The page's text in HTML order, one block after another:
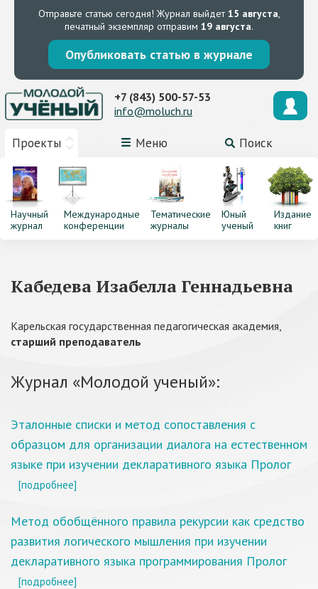
Отправьте статью сегодня! Журнал выйдет15 августа,
печатный экземпляр отправим 19 августа.
Опубликовать статью в журнале
Проекты Меню Поиск
+7 (843) 500-57-53
info@moluch.ru
Научный
журнал
Международные
конференции
Тематические
журналы
Юный
ученый
Издание
книг
Кабедева Изабелла Геннадьевна
Карельская государственная педагогическая академия,
старший преподаватель
Журнал «Молодой ученый»:
Эталонные списки и метод сопоставления с
образцом для организации диалога на естественном
языке при изучении декларативного языка Пролог
[подробнее]
Метод обобщённого правила рекурсии как средство
развития логического мышления при изучении
декларативного языка программирования Пролог
[подробнее]